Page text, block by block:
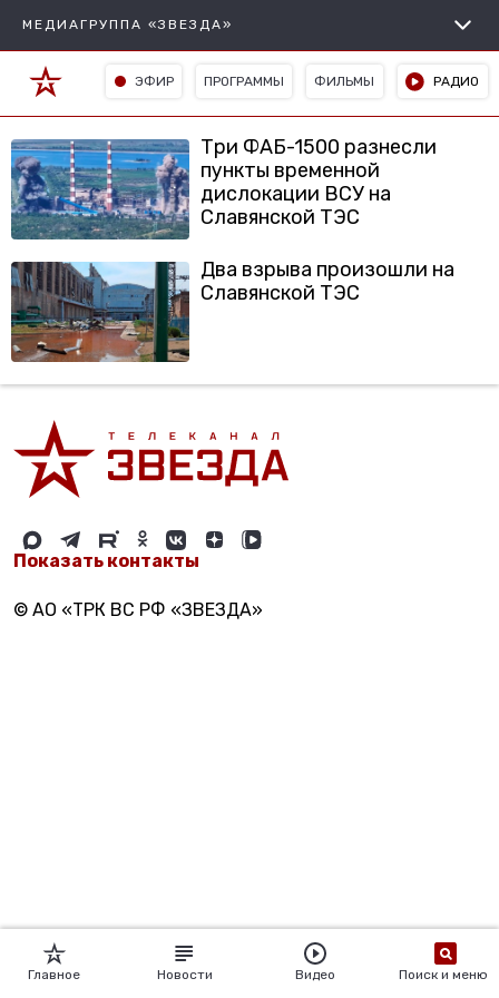
МЕДИАГРУППА «ЗВЕЗДА»
ЭФИР ПРОГРАММЫ ФИЛЬМЫ РАДИО
Три ФАБ-1500 разнесли
пункты временной
дислокации ВСУ на
Славянской ТЭС
Два взрыва произошли на
Славянской ТЭС
Показать контакты
© АО «ТРК ВС РФ «ЗВЕЗДА»
Главное Новости Видео Поиск и меню